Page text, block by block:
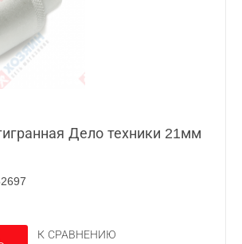
Дело техники 21мм
К СРАВНЕНИЮ